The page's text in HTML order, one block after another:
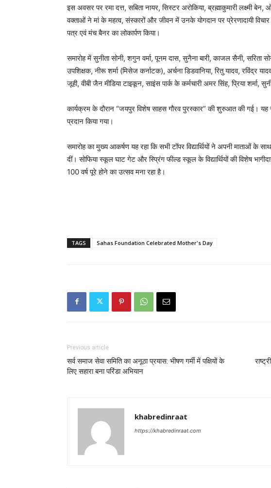
इस अवसर पर रमा दत्त, सबिता नायर, सिस्टर अरोकिया, ब्रह्माकुमारी लक्ष्मी बेन,
वक्ताओं ने मां के महत्व, संस्कारों और जीवन में उनके योगदान पर प्रेरणादायी
पत्र एवं मंच बैनर का लोकार्पण किया।
समारोह में सुनीता सोनी, शगुन वर्मा, पूनम दास, सुनैना बारी, काजल सैनी, सरिता
उपशिक्षक, नीरू शर्मा (मिसेज कर्नाटक), अर्चना डिडवानिया, रितु यादव, रविंद्र
जूही, वीबी जैन मीडिया टाइकून, साइंस पार्क के कर्मचारी अमर सिंह, प्रिया
कार्यक्रम के दौरान “जयपुर विशेष साहस गौरव पुरस्कार” की शुरुआत की गई। यह
प्रदान किया गया।
समारोह का मुख्य आकर्षण यह रहा कि सभी टॉपर विद्यार्थियों ने अपनी माताओं के
दीं। सोफिया स्कूल घाट गेट और स्प्रिंग फील्ड स्कूल के विद्यार्थियों की विशेष
100 वर्ष पूरे होने का उत्सव मना रहा है।
TAGS Sahas Foundation Celebrated Mother's Day
Previous article
सर्व समाज सेवा समिति का अनूठा प्रयास: भीषण गर्मी में पक्षियों के
लिए सहारा बना परिंडा अभियान
khabredinraat
https://khabredinraat.com